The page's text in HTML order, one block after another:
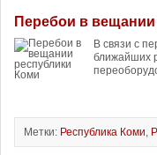
Перебои в
В связи с
ближайших
Метки: Республика Коми,